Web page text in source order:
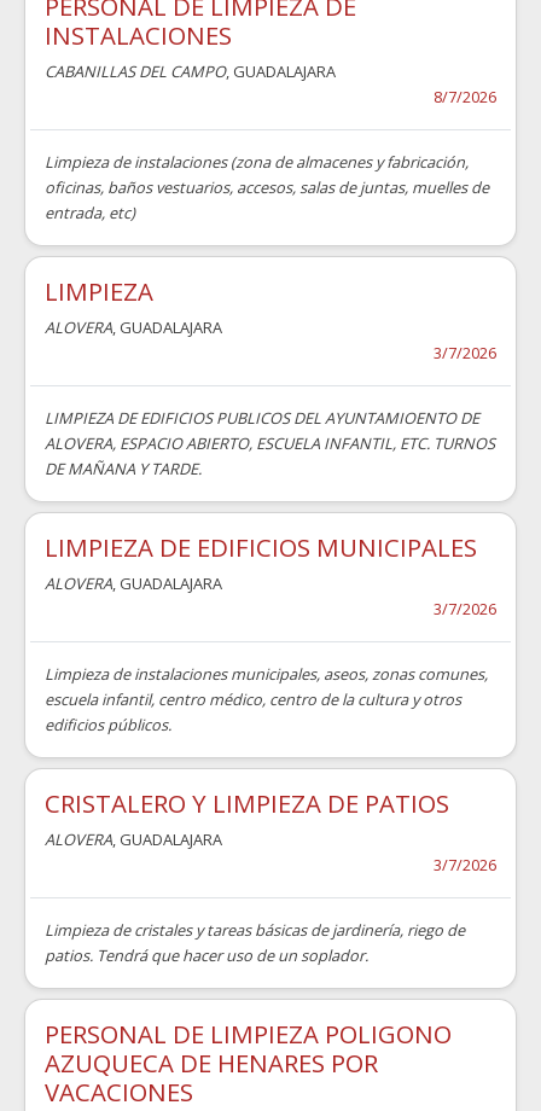
INSTALACIONES
CABANILLAS DEL CAMPO, GUADALAJARA
8/7/2026
Limpieza de instalaciones (zona de almacenes y fabricación,
oficinas, baños vestuarios, accesos, salas de juntas, muelles de
entrada, etc)
LIMPIEZA
ALOVERA, GUADALAJARA
3/7/2026
LIMPIEZA DE EDIFICIOS PUBLICOS DEL AYUNTAMIOENTO DE
ALOVERA, ESPACIO ABIERTO, ESCUELA INFANTIL, ETC. TURNOS
DE MAÑANA Y TARDE.
LIMPIEZA DE EDIFICIOS MUNICIPALES
ALOVERA, GUADALAJARA
3/7/2026
Limpieza de instalaciones municipales, aseos, zonas comunes,
escuela infantil, centro médico, centro de la cultura y otros
edificios públicos.
CRISTALERO Y LIMPIEZA DE PATIOS
ALOVERA, GUADALAJARA
3/7/2026
Limpieza de cristales y tareas básicas de jardinería, riego de
patios. Tendrá que hacer uso de un soplador.
PERSONAL DE LIMPIEZA POLIGONO
AZUQUECA DE HENARES POR
VACACIONES